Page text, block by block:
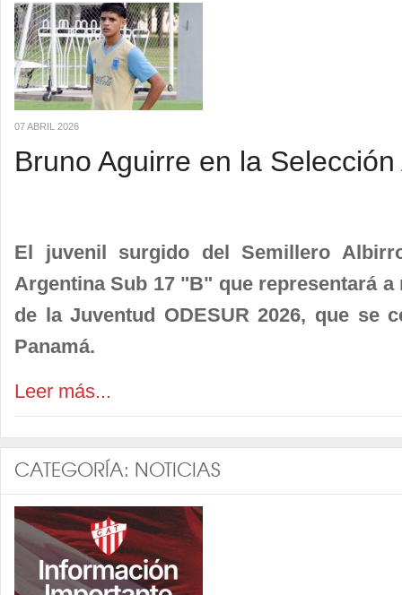
07 ABRIL 2026
Bruno Aguirre en la
El juvenil surgido del Semillero
Argentina Sub 17 "B" que representará
de la Juventud ODESUR 2026, que se
Panamá.
Leer más...
CATEGORÍA: NOTICIAS